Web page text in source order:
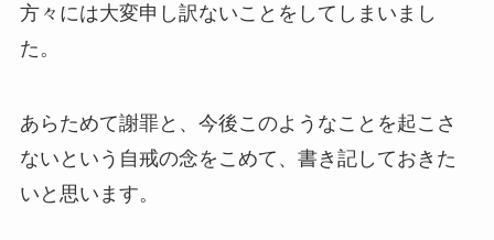
方々には大変申し訳ないことをしてしまいまし
た。
あらためて謝罪と、今後このようなことを起こさ
ないという自戒の念をこめて、書き記しておきた
いと思います。